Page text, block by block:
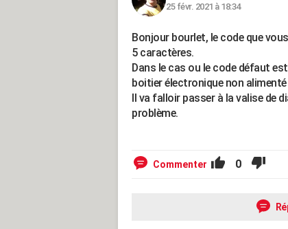
25 févr. 2021 à 18:34
Bonjour bourlet, le code que
5 caractères.
Dans le cas ou le code défaut
boitier électronique non
Il va falloir passer à la valise de
problème.
Commenter 0